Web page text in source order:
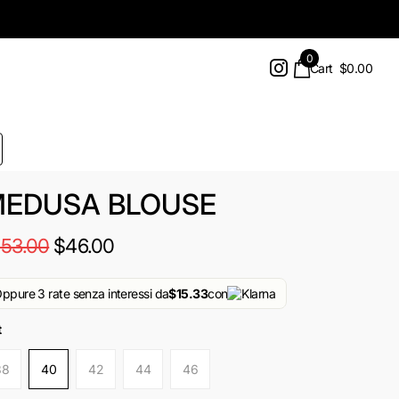
Cart
0
$0.00
BLOUSE
$46.00
3 rate senza interessi da$15.33con
40 42 44 46